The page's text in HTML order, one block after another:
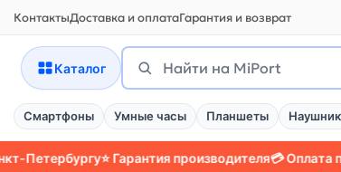
КонтактыДоставка и оплатаГарантия и возврат
Каталог
Поиск
Найти
Смартфоны Умные часы Планшеты
⭐ Гарантия производителя💳 Оплата при